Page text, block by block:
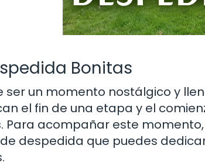
Bonitas
ser un momento nostálgico y
el fin de una etapa y el
Para acompañar este
despedida que puedes